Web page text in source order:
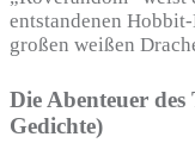
entstandenen
großen weißen
Die Abenteuer
Gedichte)